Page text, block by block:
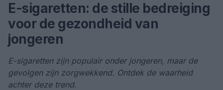
E-sigaretten: de stille bedreiging
voor de gezondheid van
jongeren
E-sigaretten zijn populair onder jongeren, maar de
gevolgen zijn zorgwekkend. Ontdek de waarheid
achter deze trend.